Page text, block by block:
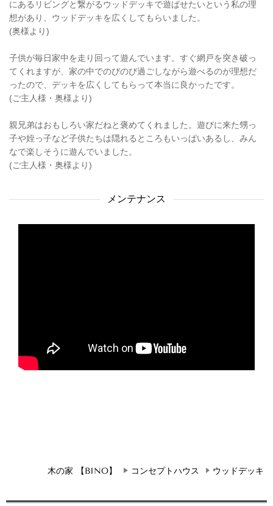
にあるリビングと繋がるウッドデッキで遊ばせたいという私の理
想があり、ウッドデッキを広くしてもらいました。
(奥様より)
子供が毎日家中を走り回って遊んでいます。すぐ網戸を突き破っ
てくれますが、家の中でのびのび過ごしながら遊べるのが理想だ
ったので、デッキを広くしてもらって本当に良かったです。
(ご主人様・奥様より)
親兄弟はおもしろい家だねと褒めてくれました。遊びに来た甥っ
子や姪っ子など子供たちは隠れるところもいっぱいあるし、みん
なで楽しそうに遊んでいました。
(ご主人様・奥様より)
メンテナンス
木の家 【BINO】 コンセプトハウス ウッドデッキ